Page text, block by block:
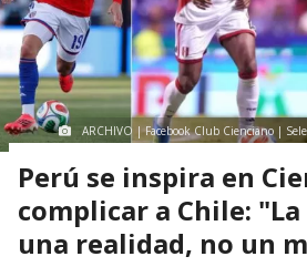
ARCHIVO | Facebook Club Cienciano |
Perú se inspira en
complicar a Chile:
una realidad, no un